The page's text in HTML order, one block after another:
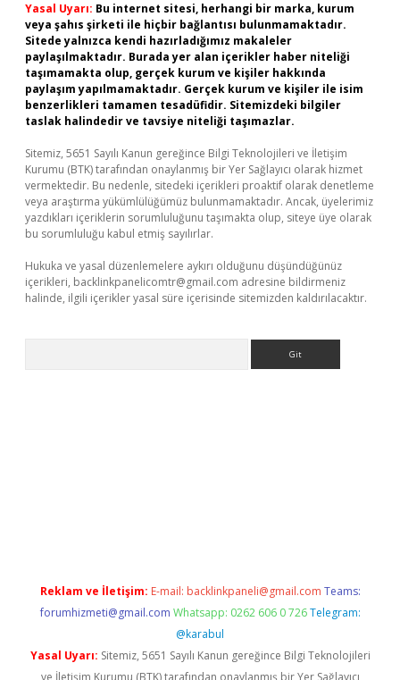
Yasal Uyarı: Bu internet sitesi, herhangi bir marka, kurum
veya şahıs şirketi ile hiçbir bağlantısı bulunmamaktadır.
Sitede yalnızca kendi hazırladığımız makaleler
paylaşılmaktadır. Burada yer alan içerikler haber niteliği
taşımamakta olup, gerçek kurum ve kişiler hakkında
paylaşım yapılmamaktadır. Gerçek kurum ve kişiler ile isim
benzerlikleri tamamen tesadüfidir. Sitemizdeki bilgiler
taslak halindedir ve tavsiye niteliği taşımazlar.
Sitemiz, 5651 Sayılı Kanun gereğince Bilgi Teknolojileri ve İletişim
Kurumu (BTK) tarafından onaylanmış bir Yer Sağlayıcı olarak hizmet
vermektedir. Bu nedenle, sitedeki içerikleri proaktif olarak denetleme
veya araştırma yükümlülüğümüz bulunmamaktadır. Ancak, üyelerimiz
yazdıkları içeriklerin sorumluluğunu taşımakta olup, siteye üye olarak
bu sorumluluğu kabul etmiş sayılırlar.
Hukuka ve yasal düzenlemelere aykırı olduğunu düşündüğünüz
içerikleri, backlinkpanelicomtr@gmail.com adresine bildirmeniz
halinde, ilgili içerikler yasal süre içerisinde sitemizden kaldırılacaktır.
Reklam ve İletişim: E-mail: backlinkpaneli@gmail.com Teams:
forumhizmeti@gmail.com Whatsapp: 0262 606 0 726 Telegram:
@karabul
Yasal Uyarı: Sitemiz, 5651 Sayılı Kanun gereğince Bilgi Teknolojileri
ve İletişim Kurumu (BTK) tarafından onaylanmış bir Yer Sağlayıcı